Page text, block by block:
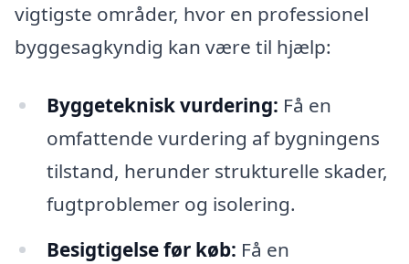
vigtigste områder, hvor en professionel
byggesagkyndig kan være til hjælp:
Byggeteknisk vurdering: Få en
omfattende vurdering af bygningens
tilstand, herunder strukturelle skader,
fugtproblemer og isolering.
Besigtigelse før køb: Få en